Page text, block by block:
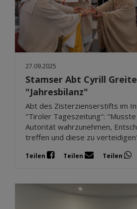
27.09.2025
Stamser Abt Cyrill
"Jahresbilanz"
Abt des Zisterzienserstifts im
"Tiroler Tageszeitung":
Autorität wahrzunehmen,
treffen und diese zu
Teilen Teilen Teilen